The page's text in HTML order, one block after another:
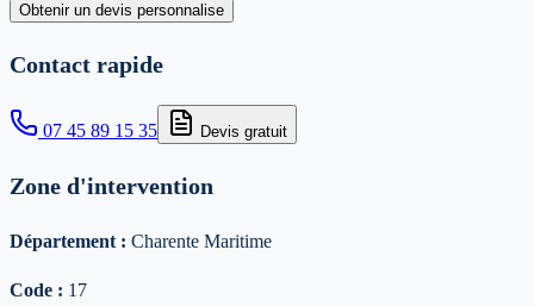
Obtenir un devis personnalise
Contact rapide
07 45 89 15 35 Devis gratuit
Zone d'intervention
Département : Charente Maritime
Code : 17